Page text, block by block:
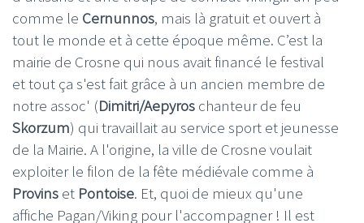
comme le Cernunnos, mais là gratuit et ouvert à
tout le monde et à cette époque même. C’est la
mairie de Crosne qui nous avait financé le festival
et tout ça s'est fait grâce à un ancien membre de
notre assoc' (Dimitri/Aepyros chanteur de feu
Skorzum) qui travaillait au service sport et jeunesse
de la Mairie. A l'origine, la ville de Crosne voulait
exploiter le filon de la fête médiévale comme à
Provins et Pontoise. Et, quoi de mieux qu'une
affiche Pagan/Viking pour l'accompagner ! Il est